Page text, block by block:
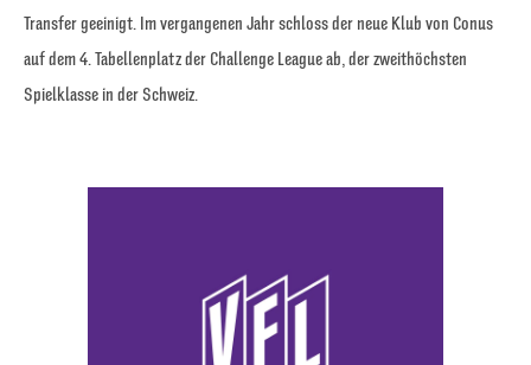
Transfer geeinigt. Im vergangenen Jahr schloss der neue Klub von Conus
auf dem 4. Tabellenplatz der Challenge League ab, der zweithöchsten
Spielklasse in der Schweiz.